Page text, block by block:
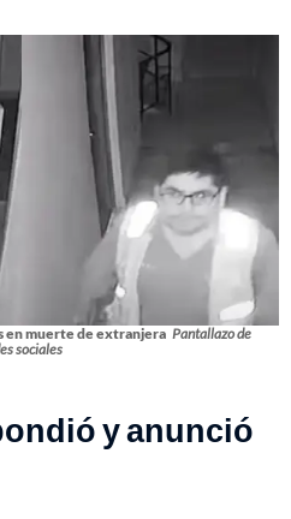
en muerte de extranjera Pantallazo de
sociales
y anunció